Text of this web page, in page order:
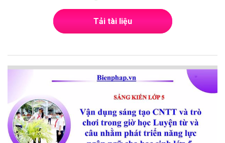
Tải tài liệu